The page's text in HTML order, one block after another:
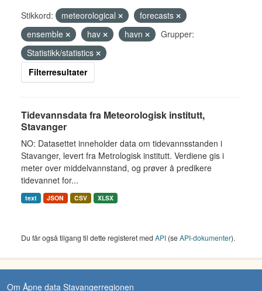
Stikkord: meteorological
forecasts
ensemble
hav havn
Grupper:
Statistikk/statistics
Filterresultater
Tidevannsdata fra Meteorologisk institutt,
Stavanger
NO: Datasettet inneholder data om tidevannsstanden i
Stavanger, levert fra Metrologisk institutt. Verdiene gis i
meter over middelvannstand, og prøver å predikere
tidevannet for...
text JSON CSV XLSX
Du får også tilgang til dette registeret med API (seAPI-dokumenter).
Om Åpne data Stavangerregionen